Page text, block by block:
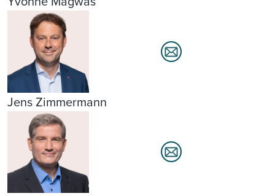
Jens Zimmermann